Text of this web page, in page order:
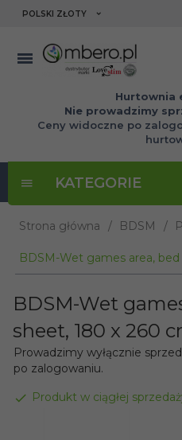
currency_h
POLSKI ZŁOTY
Hurtownia
Nie prowadzimy
Ceny widoczne po
KATEGORIE
Strona główna BDSM
BDSM-Wet games area,
BDSM-Wet
sheet, 180 x 260
Prowadzimy wyłącznie
po zalogowaniu.
Produkt w ciągłej